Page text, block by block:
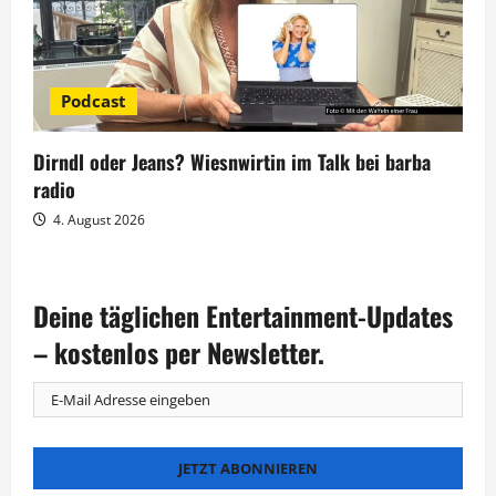
Podcast
Dirndl oder Jeans? Wiesnwirtin im Talk bei barba
radio
4. August 2026
Deine täglichen Entertainment-Updates
– kostenlos per Newsletter.